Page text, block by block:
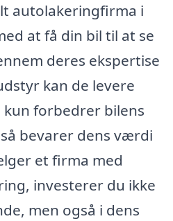
autolakeringfirma i
at få din bil til at se
deres ekspertise
kan de levere
forbedrer bilens
bevarer dens værdi
et firma med
investerer du ikke
men også i dens